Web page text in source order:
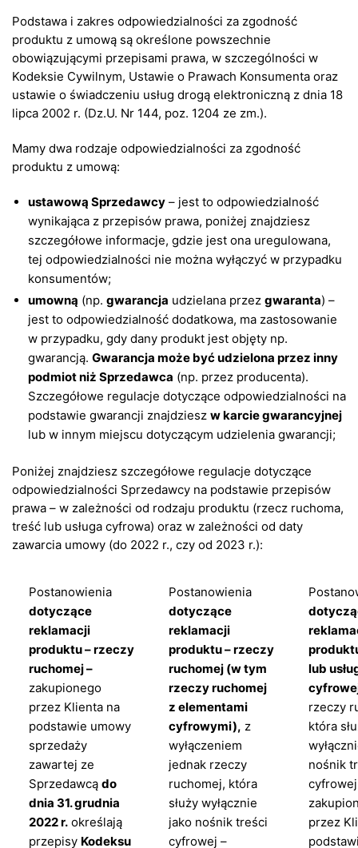
Podstawa i zakres odpowiedzialności za zgodność
produktu z umową są określone powszechnie
obowiązującymi przepisami prawa, w szczególności w
Kodeksie Cywilnym, Ustawie o Prawach Konsumenta oraz
ustawie o świadczeniu usług drogą elektroniczną z dnia 18
lipca 2002 r. (Dz.U. Nr 144, poz. 1204 ze zm.).
Mamy dwa rodzaje odpowiedzialności za zgodność
produktu z umową:
ustawową Sprzedawcy – jest to odpowiedzialność
wynikająca z przepisów prawa, poniżej znajdziesz
szczegółowe informacje, gdzie jest ona uregulowana,
tej odpowiedzialności nie można wyłączyć w przypadku
konsumentów;
umowną (np. gwarancja udzielana przez gwaranta) –
jest to odpowiedzialność dodatkowa, ma zastosowanie
w przypadku, gdy dany produkt jest objęty np.
gwarancją. Gwarancja może być udzielona przez inny
podmiot niż Sprzedawca (np. przez producenta).
Szczegółowe regulacje dotyczące odpowiedzialności na
podstawie gwarancji znajdziesz w karcie gwarancyjnej
lub w innym miejscu dotyczącym udzielenia gwarancji;
Poniżej znajdziesz szczegółowe regulacje dotyczące
odpowiedzialności Sprzedawcy na podstawie przepisów
prawa – w zależności od rodzaju produktu (rzecz ruchoma,
treść lub usługa cyfrowa) oraz w zależności od daty
zawarcia umowy (do 2022 r., czy od 2023 r.):
Postanowienia
dotyczące
reklamacji
produktu – rzeczy
ruchomej –
zakupionego
przez Klienta na
podstawie umowy
sprzedaży
zawartej ze
Sprzedawcądo
dnia 31. grudnia
2022 r. określają
przepisy Kodeksu
Postanowienia
dotyczące
reklamacji
produktu – rzeczy
ruchomej (w tym
rzeczy ruchomej
z elementami
cyfrowymi), z
wyłączeniem
jednak rzeczy
ruchomej, która
służy wyłącznie
jako nośnik treści
cyfrowej –
lub
rzeczy
która
nośnik
przez